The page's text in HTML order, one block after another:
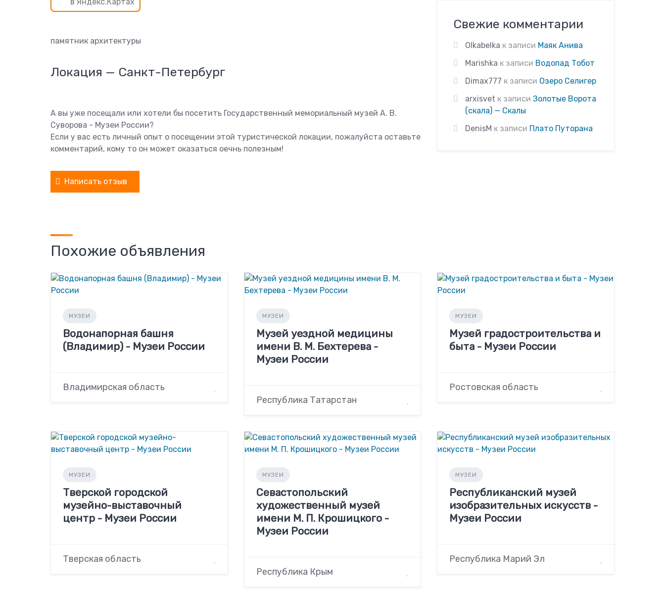
памятник архитектуры
Локация — Санкт-Петербург
А вы уже посещали или хотели бы посетить Государственный мемориальный музей А. В.
Суворова - Музеи России?
Если у вас есть личный опыт о посещении этой туристической локации, пожалуйста оставьте
комментарий, кому то он может оказаться оечнь полезным!
Написать отзыв
Свежие комментарии
Olkabelka к записи Маяк Анива
Marishka к записи Водопад Тобот
Dimax777 к записи Озеро Селигер
arxisvet к записиЗолотые Ворота
(скала) — Скалы
DenisM к записи Плато Путорана
Похожие объявления
МУЗЕИ
Водонапорная башня
(Владимир) - Музеи России
Владимирская область
МУЗЕИ
Музей уездной медицины
имени В. М. Бехтерева -
Музеи России
Республика Татарстан
МУЗЕИ
Музей градостроительства и
быта - Музеи России
Ростовская область
МУЗЕИ
Тверской городской
музейно-выставочный
центр - Музеи России
Тверская область
МУЗЕИ
Севастопольский
художественный музей
имени М. П. Крошицкого -
Музеи России
Республика Крым
МУЗЕИ
Республиканский музей
изобразительных искусств -
Музеи России
Республика Марий Эл